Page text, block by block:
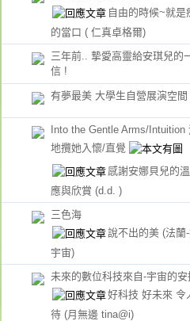
自由的時候~就是
的當口 ( 仁真卓格爾)
三年前.. 摯愛高靈給安琪兒的
信 !
有夢最美 大學生自營展演空間
Into the Gentle Arms/Intuition
地攬她入懷/直覺
感謝安娜貝兒的
應與欣賞 (d.d. )
三色海
說不出的美 (法蘭
宇宙)
未來的數位科技來自-宇宙的安
好科技 好未來 令
待 (月無邊 tina@i)